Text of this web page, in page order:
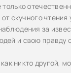
скучного
за
и свою правду
никто другой,